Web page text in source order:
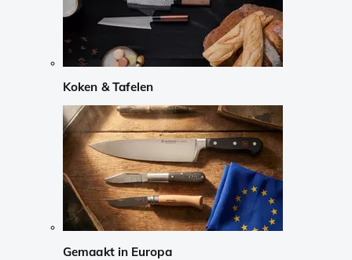
Koken & Tafelen
Gemaakt in Europa